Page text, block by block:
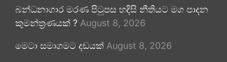
බන්ධනාගාර මරණ පිටුපස හදිසි නීතියට මග පාදන
කුමන්ත්‍රණයක් ? August 8, 2026
මෙටා සමාගමට දඩයක් August 8, 2026